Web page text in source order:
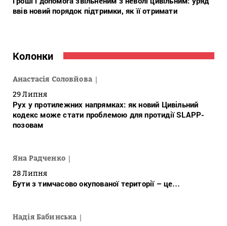
ввів новий порядок підтримки, як її отримати
Колонки
Анастасія Соловйова
29 Липня
Рух у протилежних напрямках: як новий Цивільний
кодекс може стати проблемою для протидії SLAPP-
позовам
Яна Радченко
28 Липня
Бути з тимчасово окупованої території – це…
Надія Бабинська